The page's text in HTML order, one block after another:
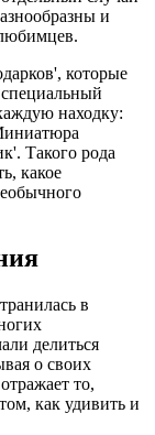
и
которые
находку:
Такого рода
какое
в
делиться
о своих
то,
как удивить и